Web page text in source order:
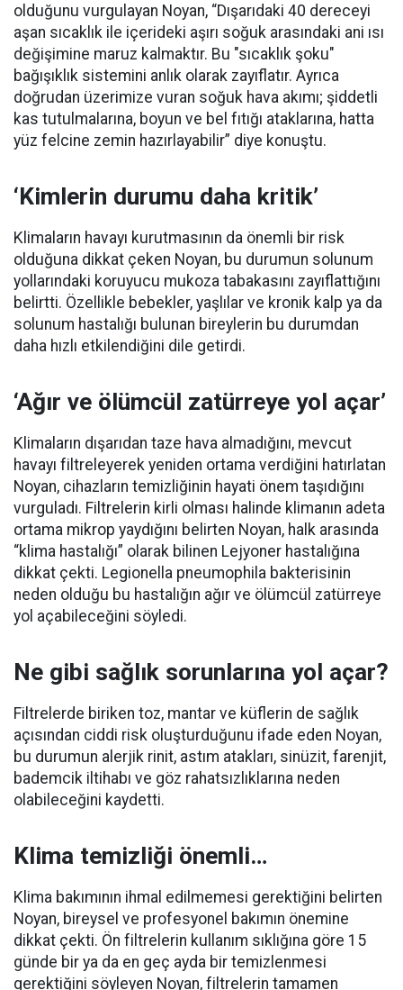
olduğunu vurgulayan Noyan, “Dışarıdaki 40 dereceyi
aşan sıcaklık ile içerideki aşırı soğuk arasındaki ani ısı
değişimine maruz kalmaktır. Bu "sıcaklık şoku"
bağışıklık sistemini anlık olarak zayıflatır. Ayrıca
doğrudan üzerimize vuran soğuk hava akımı; şiddetli
kas tutulmalarına, boyun ve bel fıtığı ataklarına, hatta
yüz felcine zemin hazırlayabilir” diye konuştu.
‘Kimlerin durumu daha kritik’
Klimaların havayı kurutmasının da önemli bir risk
olduğuna dikkat çeken Noyan, bu durumun solunum
yollarındaki koruyucu mukoza tabakasını zayıflattığını
belirtti. Özellikle bebekler, yaşlılar ve kronik kalp ya da
solunum hastalığı bulunan bireylerin bu durumdan
daha hızlı etkilendiğini dile getirdi.
‘Ağır ve ölümcül zatürreye yol açar’
Klimaların dışarıdan taze hava almadığını, mevcut
havayı filtreleyerek yeniden ortama verdiğini hatırlatan
Noyan, cihazların temizliğinin hayati önem taşıdığını
vurguladı. Filtrelerin kirli olması halinde klimanın adeta
ortama mikrop yaydığını belirten Noyan, halk arasında
“klima hastalığı” olarak bilinen Lejyoner hastalığına
dikkat çekti. Legionella pneumophila bakterisinin
neden olduğu bu hastalığın ağır ve ölümcül zatürreye
yol açabileceğini söyledi.
Ne gibi sağlık sorunlarına yol açar?
Filtrelerde biriken toz, mantar ve küflerin de sağlık
açısından ciddi risk oluşturduğunu ifade eden Noyan,
bu durumun alerjik rinit, astım atakları, sinüzit, farenjit,
bademcik iltihabı ve göz rahatsızlıklarına neden
olabileceğini kaydetti.
Klima temizliği önemli…
Klima bakımının ihmal edilmemesi gerektiğini belirten
Noyan, bireysel ve profesyonel bakımın önemine
dikkat çekti. Ön filtrelerin kullanım sıklığına göre 15
günde bir ya da en geç ayda bir temizlenmesi
gerektiğini söyleyen Noyan, filtrelerin tamamen